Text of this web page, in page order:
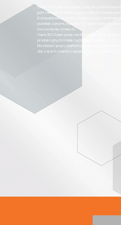
Nano 30 CS jest przeznaczony do zastosowań
potrzebują kompaktowego, podwyższonego
Kompaktowe rozmiary platformy i jej zwrotność
podwieszanymi, w pustych przestrzeniach
może się nie zmieścić.
Nano 30 CS jest powszechnie stosowany do
produkcyjnych i miejscach publicznych.
Możliwość pracy platformy w przestrzeniach o
obszarach o bardzo ograniczonym dostępie, w